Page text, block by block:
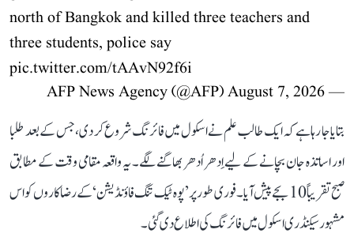
north of Bangkok and killed three teachers and
three students, police say
pic.twitter.com/tAAvN92f6i
— AFP News Agency (@AFP)
August 7, 2026
بتایا جا رہا ہے کہ ایک طالب علم نے اسکول میں فائرنگ شروع کر دی، جس کے بعد طلبا
اور اساتذہ جان بچانے کے لیے اِدھر اُدھر بھاگنے لگے۔ یہ واقعہ مقامی وقت کے مطابق
صبح تقریباً 10 بجے پیش آیا۔ فوری طور پر ’پوہ ٹیک تنگ فاؤنڈیشن‘ کے رضاکاروں کو اس
مشہور سیکنڈری اسکول میں فائرنگ کی اطلاع دی گئی۔